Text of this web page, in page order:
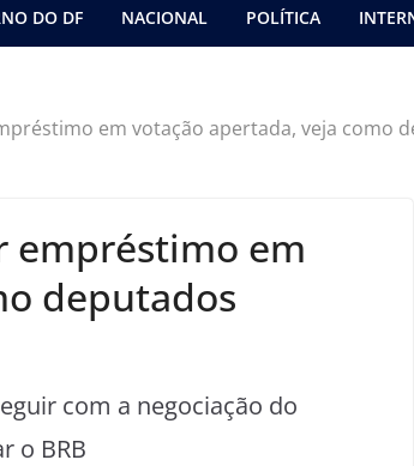
DO DF NACIONAL POLÍTICA
em votação apertada, veja como
empréstimo em
deputados
com a negociação do
o BRB